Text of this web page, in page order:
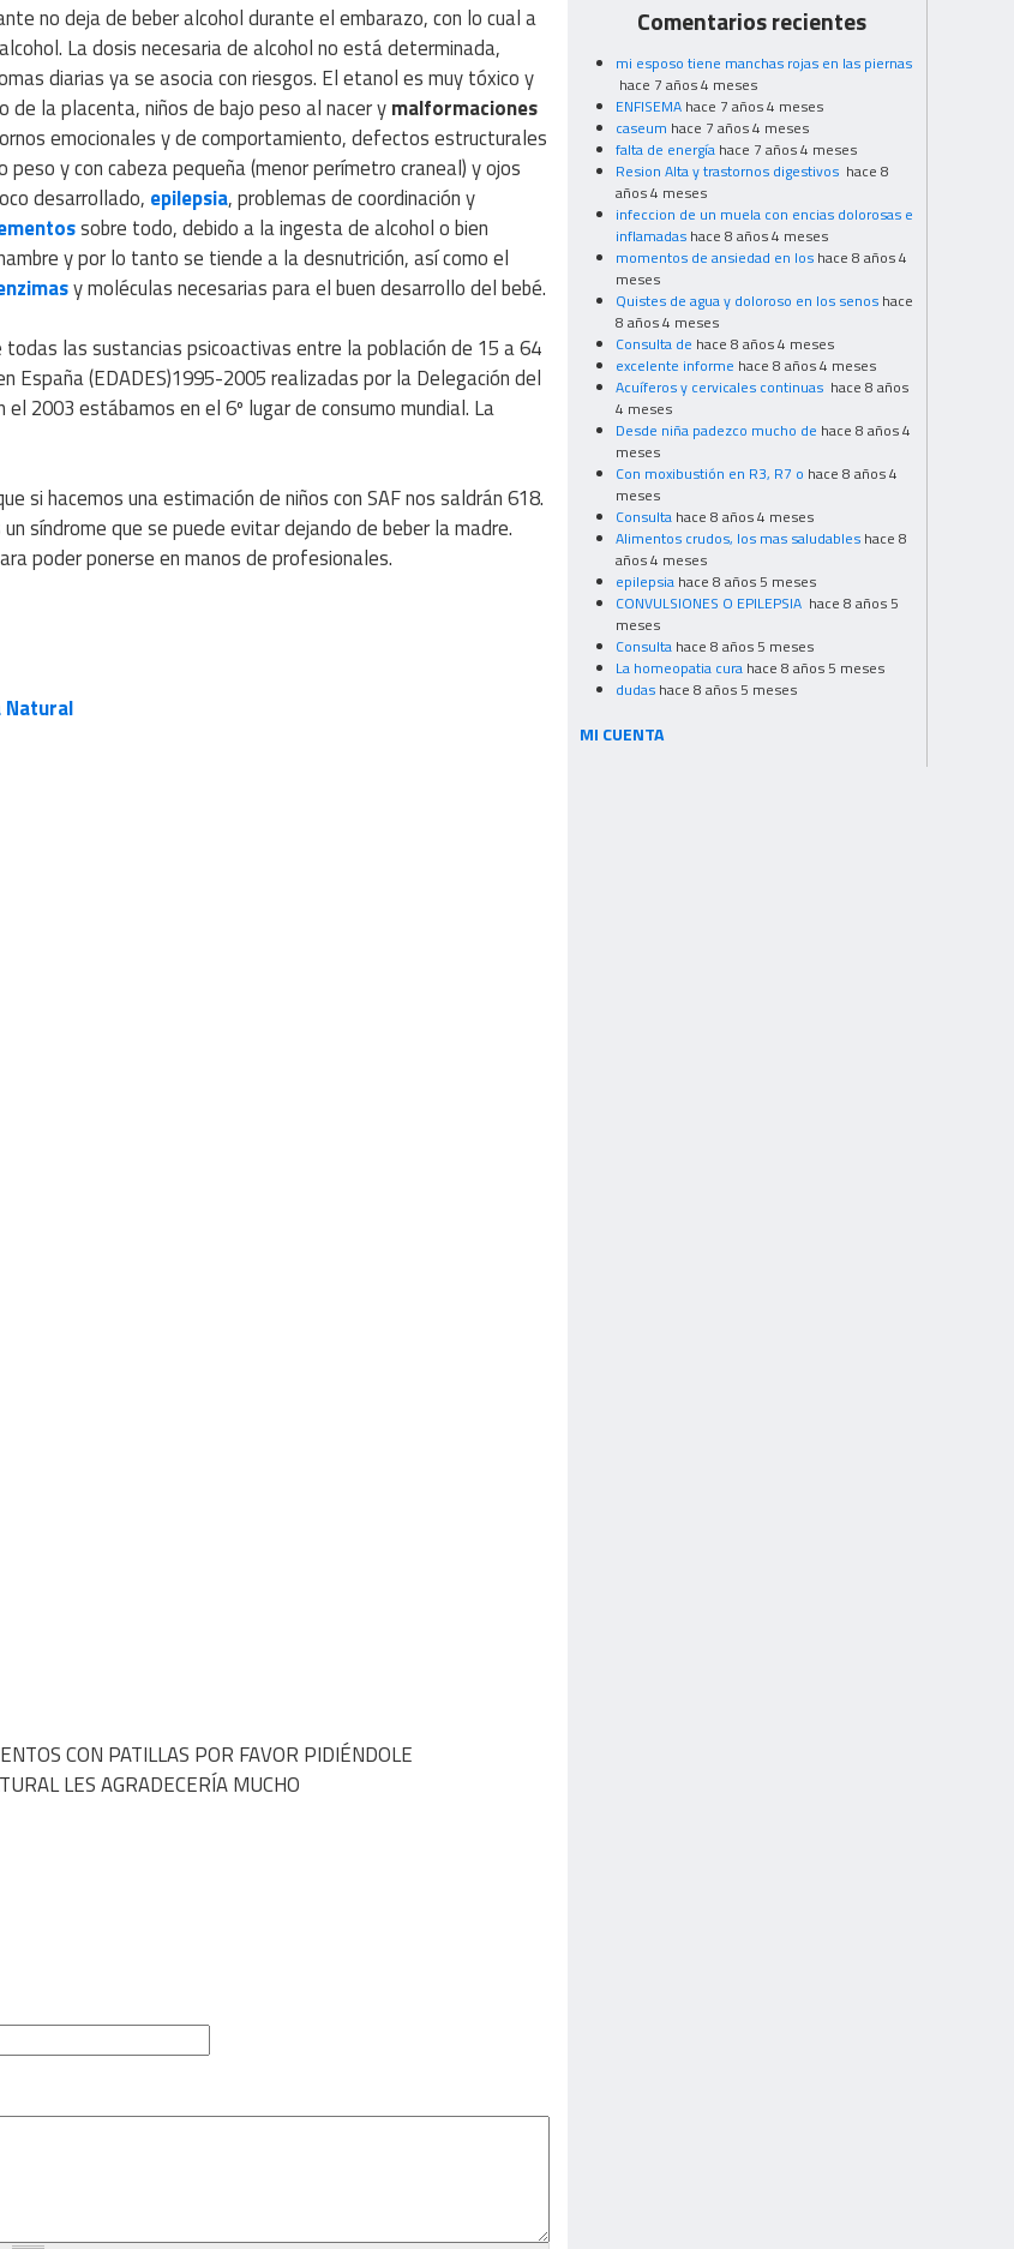
no deja de beber alcohol durante el embarazo, con lo cual a
La dosis necesaria de alcohol no está determinada,
diarias ya se asocia con riesgos. El etanol es muy tóxico y
la placenta, niños de bajo peso al nacer ymalformaciones
emocionales y de comportamiento, defectos estructurales
y con cabeza pequeña (menor perímetro craneal) y ojos
desarrollado, epilepsia, problemas de coordinación y
sobre todo, debido a la ingesta de alcohol o bien
y por lo tanto se tiende a la desnutrición, así como el
y moléculas necesarias para el buen desarrollo del bebé.
las sustancias psicoactivas entre la población de 15 a 64
España (EDADES)1995-2005 realizadas por la Delegación del
el 2003 estábamos en el 6º lugar de consumo mundial. La
si hacemos una estimación de niños con SAF nos saldrán 618.
síndrome que se puede evitar dejando de beber la madre.
poder ponerse en manos de profesionales.
Natural
CON PATILLAS POR FAVOR PIDIÉNDOLE
LES AGRADECERÍA MUCHO
Comentarios recientes
mi esposo tiene manchas rojas en las piernas
hace 7 años 4 meses
ENFISEMA hace 7 años 4 meses
caseum hace 7 años 4 meses
falta de energía hace 7 años 4 meses
Resion Alta y trastornos digestivos hace 8
años 4 meses
infeccion de un muela con encias dolorosas e
inflamadas hace 8 años 4 meses
momentos de ansiedad en los hace 8 años 4
meses
Quistes de agua y doloroso en los senos hace
8 años 4 meses
Consulta de hace 8 años 4 meses
excelente informe hace 8 años 4 meses
Acuíferos y cervicales continuas hace 8 años
4 meses
Desde niña padezco mucho de hace 8 años 4
meses
Con moxibustión en R3, R7 o hace 8 años 4
meses
Consulta hace 8 años 4 meses
Alimentos crudos, los mas saludables hace 8
años 4 meses
epilepsia hace 8 años 5 meses
CONVULSIONES O EPILEPSIA hace 8 años 5
meses
Consulta hace 8 años 5 meses
La homeopatia cura hace 8 años 5 meses
dudas hace 8 años 5 meses
MI CUENTA